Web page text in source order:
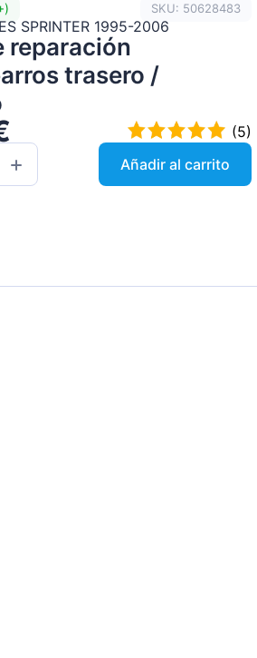
SKU: 50628483
SPRINTER 1995-2006
reparación
trasero /
(5)
Añadir al carrito